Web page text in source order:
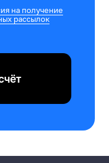
на получение
рассылок